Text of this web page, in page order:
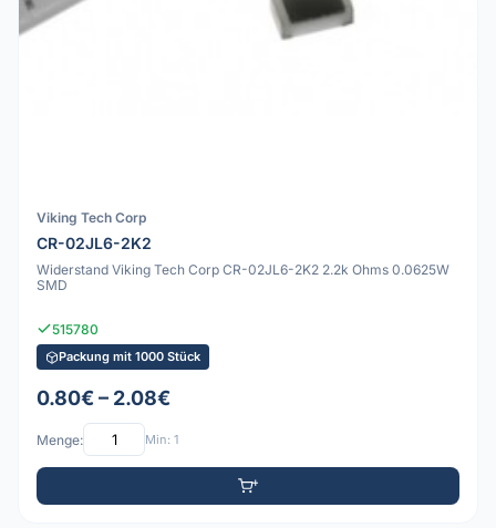
Viking Tech Corp
CR-02JL6-2K2
Widerstand Viking Tech Corp CR-02JL6-2K2 2.2k Ohms 0.0625W
SMD
515780
Packung mit 1000 Stück
0.80€ – 2.08€
Menge: Min: 1